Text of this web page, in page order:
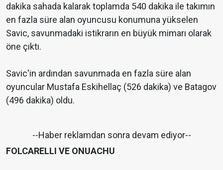
dakika sahada kalarak toplamda 540 dakika ile takımın
en fazla süre alan oyuncusu konumuna yükselen
Savic, savunmadaki istikrarın en büyük mimarı olarak
öne çıktı.
Savic'in ardından savunmada en fazla süre alan
oyuncular Mustafa Eskihellaç (526 dakika) ve Batagov
(496 dakika) oldu.
--Haber reklamdan sonra devam ediyor--
FOLCARELLI VE ONUACHU